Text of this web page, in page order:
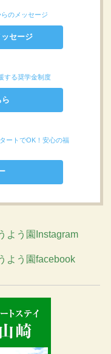
のメッセージ
セージ
する奨学金制度
ートでOK！安心の福